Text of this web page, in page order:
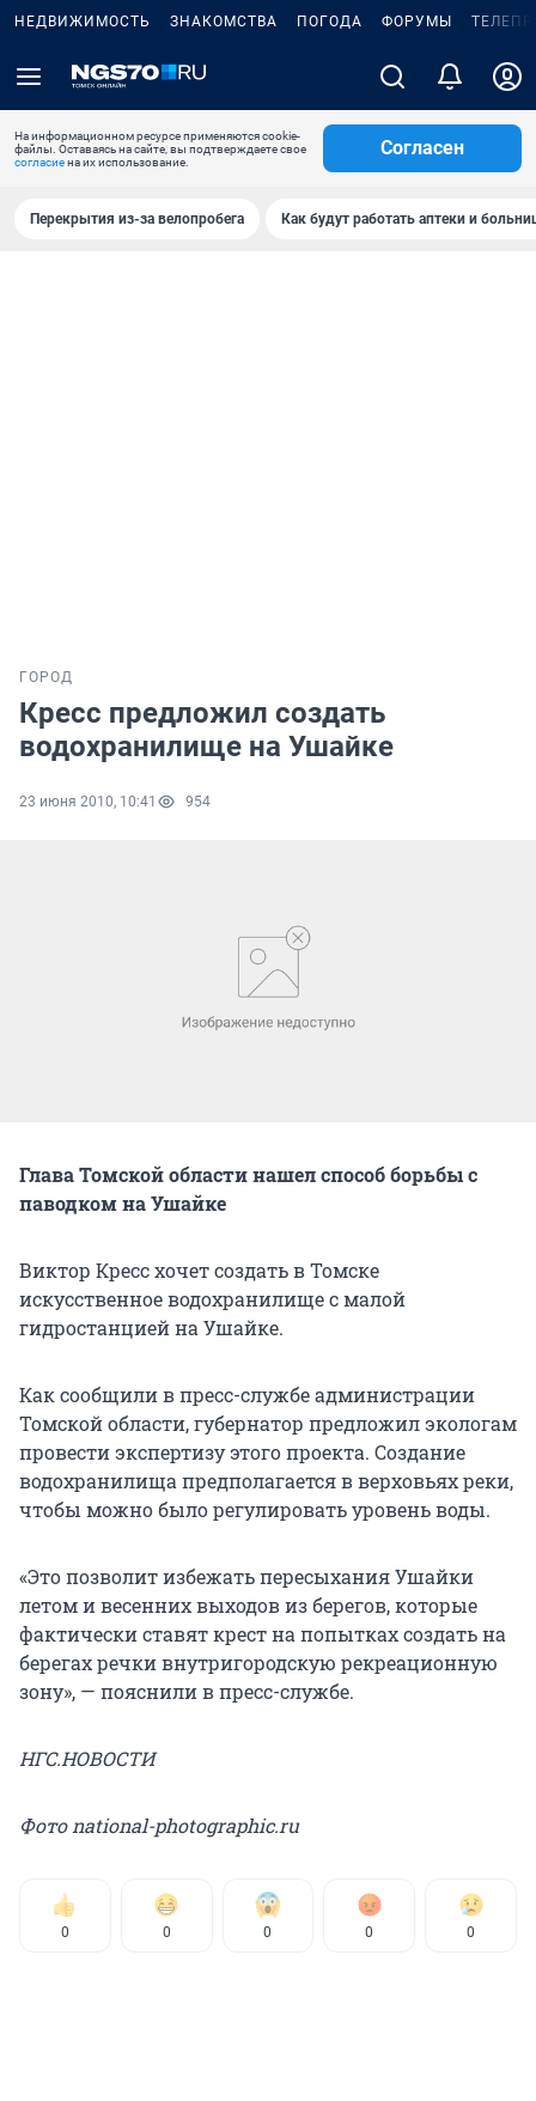
НЕДВИЖИМОСТЬ ЗНАКОМСТВА ПОГОДА ФОРУМЫ
На информационном ресурсе применяются cookie-
файлы. Оставаясь на сайте, вы подтверждаете свое
согласиена их использование.
Согласен
Перекрытия из-за велопробега Как будут работать аптеки и
ГОРОД
Кресс предложил создать
водохранилище на Ушайке
23 июня 2010, 10:41 954
Глава Томской области нашел способ борьбы с
паводком на Ушайке
Виктор Кресс хочет создать в Томске
искусственное водохранилище с малой
гидростанцией на Ушайке.
Как сообщили в пресс-службе администрации
Томской области, губернатор предложил экологам
провести экспертизу этого проекта. Создание
водохранилища предполагается в верховьях реки,
чтобы можно было регулировать уровень воды.
«Это позволит избежать пересыхания Ушайки
летом и весенних выходов из берегов, которые
фактически ставят крест на попытках создать на
берегах речки внутригородскую рекреационную
зону», — пояснили в пресс-службе.
НГС.НОВОСТИ
Фото national-photographic.ru
0 0 0 0 0